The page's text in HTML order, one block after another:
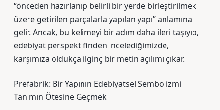
“önceden hazırlanıp belirli bir yerde birleştirilmek
üzere getirilen parçalarla yapılan yapı” anlamına
gelir. Ancak, bu kelimeyi bir adım daha ileri taşıyıp,
edebiyat perspektifinden incelediğimizde,
karşımıza oldukça ilginç bir metin açılımı çıkar.
Prefabrik: Bir Yapının Edebiyatsel Sembolizmi
Tanımın Ötesine Geçmek